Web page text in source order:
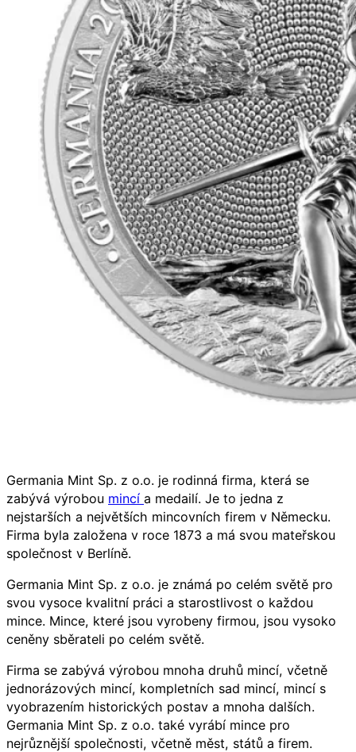
Germania Mint Sp. z o.o. je rodinná firma, která se
zabývá výrobou mincí a medailí. Je to jedna z
nejstarších a největších mincovních firem v Německu.
Firma byla založena v roce 1873 a má svou mateřskou
společnost v Berlíně.
Germania Mint Sp. z o.o. je známá po celém světě pro
svou vysoce kvalitní práci a starostlivost o každou
mince. Mince, které jsou vyrobeny firmou, jsou vysoko
ceněny sběrateli po celém světě.
Firma se zabývá výrobou mnoha druhů mincí, včetně
jednorázových mincí, kompletních sad mincí, mincí s
vyobrazením historických postav a mnoha dalších.
Germania Mint Sp. z o.o. také vyrábí mince pro
nejrůznější společnosti, včetně měst, států a firem.